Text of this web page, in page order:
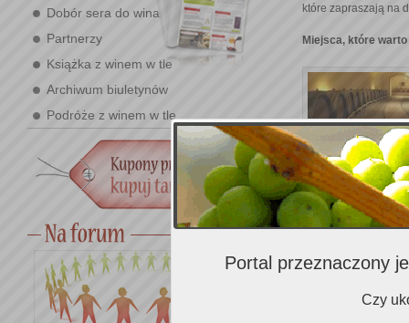
Dobór sera do wina
Partnerzy
Książka z winem w tle
Archiwum biuletynów
Podróże z winem w tle
które zapraszają na
Miejsca, które
przedstawiły światu
adres: Poggio
tel: + 39 055 64 99
email:
Portal przeznaczony
Czy